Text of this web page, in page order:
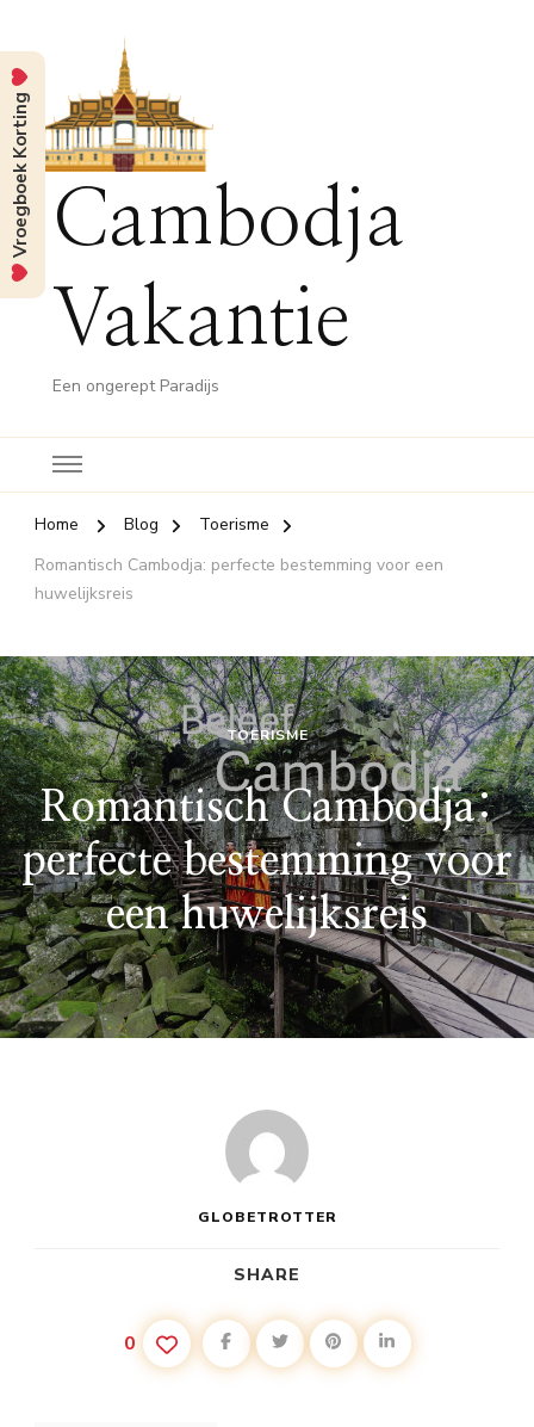
Cambodja
Vakantie
Een ongerept Paradijs
Home Blog
Toerisme
Romantisch Cambodja: perfecte bestemming voor een
huwelijksreis
TOERISME
Romantisch Cambodja:
perfecte bestemming voor
een huwelijksreis
GLOBETROTTER
SHARE
0
Vroegboek Korting